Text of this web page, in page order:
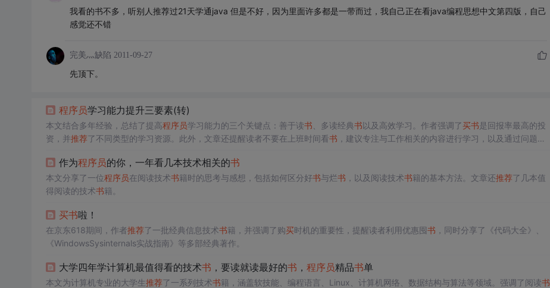
我看的书不多，听别人推荐过21天学通java 但是不好，因为里面许多都是一带而过，我自己正在看java编程思想中文第四版，自己
感觉还不错
完美灬缺陷 2011-09-27
先顶下。
程序员学习能力提升三要素(转)
本文结合多年经验，总结了提高程序员学习能力的三个关键点：善于读书 、多读经典书以及高效学习。作者强调了买书是回报率最高的投
资，并推荐了不同类型的学习资源。此外，文章还提醒读者不要在上班时间看书 ，建议专注与工作相关的内容进行学习，以及通过问题解
作为程序员的你，一年看几本技术相关的书
本文分享了一位程序员在阅读技术书籍时的思考与感想，包括如何区分好书与烂书 ，以及阅读技术书籍的基本方法。文章还推荐了几本值
得阅读的技术书籍。
买书啦！
在京东618期间，作者推荐了一批经典信息技术书籍，并强调了购买时机的重要性，提醒读者利用优惠囤书 ，同时分享了《代码大全》、
《WindowsSysinternals实战指南》等多部经典著作。
大学四年学计算机最值得看的技术书 ，要读就读最好的书 ， 程序员精品书单
本文为计算机专业的大学生推荐了一系列技术书籍，涵盖软技能、编程语言、Linux、计算机网络、数据结构与算法等领域。强调了阅读书